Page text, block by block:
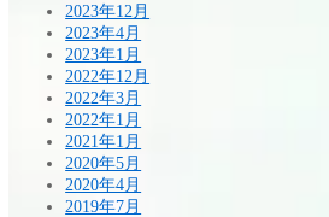
2023年12月
2023年4月
2023年1月
2022年12月
2022年3月
2022年1月
2021年1月
2020年5月
2020年4月
2019年7月